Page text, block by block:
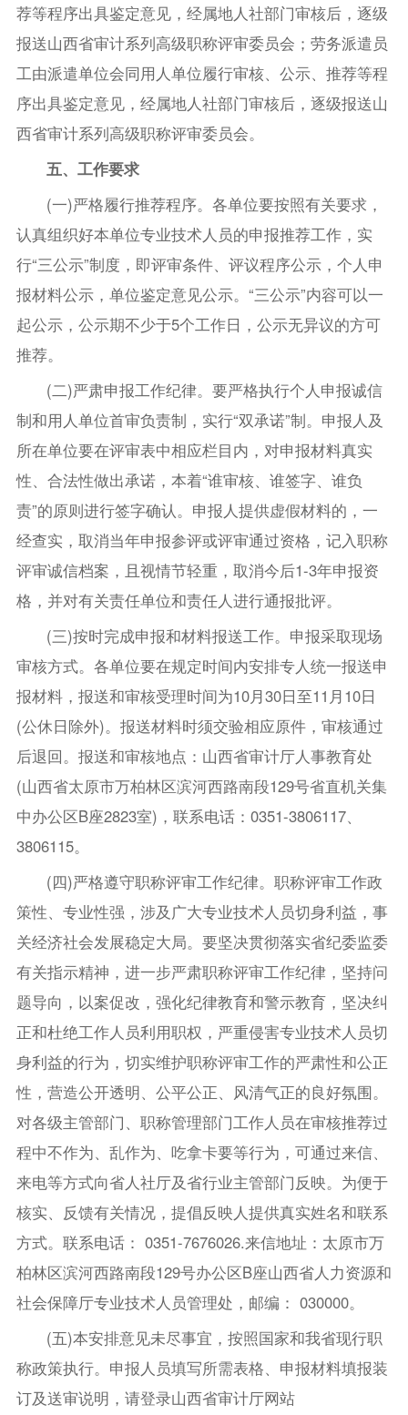
荐等程序出具鉴定意见，经属地人社部门审核后，逐级
报送山西省审计系列高级职称评审委员会；劳务派遣员
工由派遣单位会同用人单位履行审核、公示、推荐等程
序出具鉴定意见，经属地人社部门审核后，逐级报送山
西省审计系列高级职称评审委员会。
五、工作要求
(一)严格履行推荐程序。各单位要按照有关要求，
认真组织好本单位专业技术人员的申报推荐工作，实
行“三公示”制度，即评审条件、评议程序公示，个人申
报材料公示，单位鉴定意见公示。“三公示”内容可以一
起公示，公示期不少于5个工作日，公示无异议的方可
推荐。
(二)严肃申报工作纪律。要严格执行个人申报诚信
制和用人单位首审负责制，实行“双承诺”制。申报人及
所在单位要在评审表中相应栏目内，对申报材料真实
性、合法性做出承诺，本着“谁审核、谁签字、谁负
责”的原则进行签字确认。申报人提供虚假材料的，一
经查实，取消当年申报参评或评审通过资格，记入职称
评审诚信档案，且视情节轻重，取消今后1-3年申报资
格，并对有关责任单位和责任人进行通报批评。
(三)按时完成申报和材料报送工作。申报采取现场
审核方式。各单位要在规定时间内安排专人统一报送申
报材料，报送和审核受理时间为10月30日至11月10日
(公休日除外)。报送材料时须交验相应原件，审核通过
后退回。报送和审核地点：山西省审计厅人事教育处
(山西省太原市万柏林区滨河西路南段129号省直机关集
中办公区B座2823室)，联系电话：0351-3806117、
3806115。
(四)严格遵守职称评审工作纪律。职称评审工作政
策性、专业性强，涉及广大专业技术人员切身利益，事
关经济社会发展稳定大局。要坚决贯彻落实省纪委监委
有关指示精神，进一步严肃职称评审工作纪律，坚持问
题导向，以案促改，强化纪律教育和警示教育，坚决纠
正和杜绝工作人员利用职权，严重侵害专业技术人员切
身利益的行为，切实维护职称评审工作的严肃性和公正
性，营造公开透明、公平公正、风清气正的良好氛围。
对各级主管部门、职称管理部门工作人员在审核推荐过
程中不作为、乱作为、吃拿卡要等行为，可通过来信、
来电等方式向省人社厅及省行业主管部门反映。为便于
核实、反馈有关情况，提倡反映人提供真实姓名和联系
方式。联系电话： 0351-7676026.来信地址：太原市万
柏林区滨河西路南段129号办公区B座山西省人力资源和
社会保障厅专业技术人员管理处，邮编： 030000。
(五)本安排意见未尽事宜，按照国家和我省现行职
称政策执行。申报人员填写所需表格、申报材料填报装
订及送审说明，请登录山西省审计厅网站